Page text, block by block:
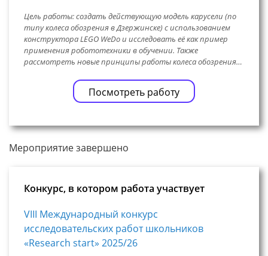
Цель работы: создать действующую модель карусели (по
типу колеса обозрения в Дзержинске) с использованием
конструктора LEGO WeDo и исследовать её как пример
применения робототехники в обучении. Также
рассмотреть новые принципы работы колеса обозрения…
Посмотреть работу
Мероприятие завершено
Конкурс, в котором работа участвует
VIII Международный конкурс
исследовательских работ школьников
«Research start» 2025/26